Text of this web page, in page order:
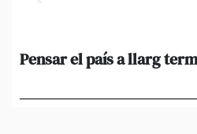
Pensar el país a llarg